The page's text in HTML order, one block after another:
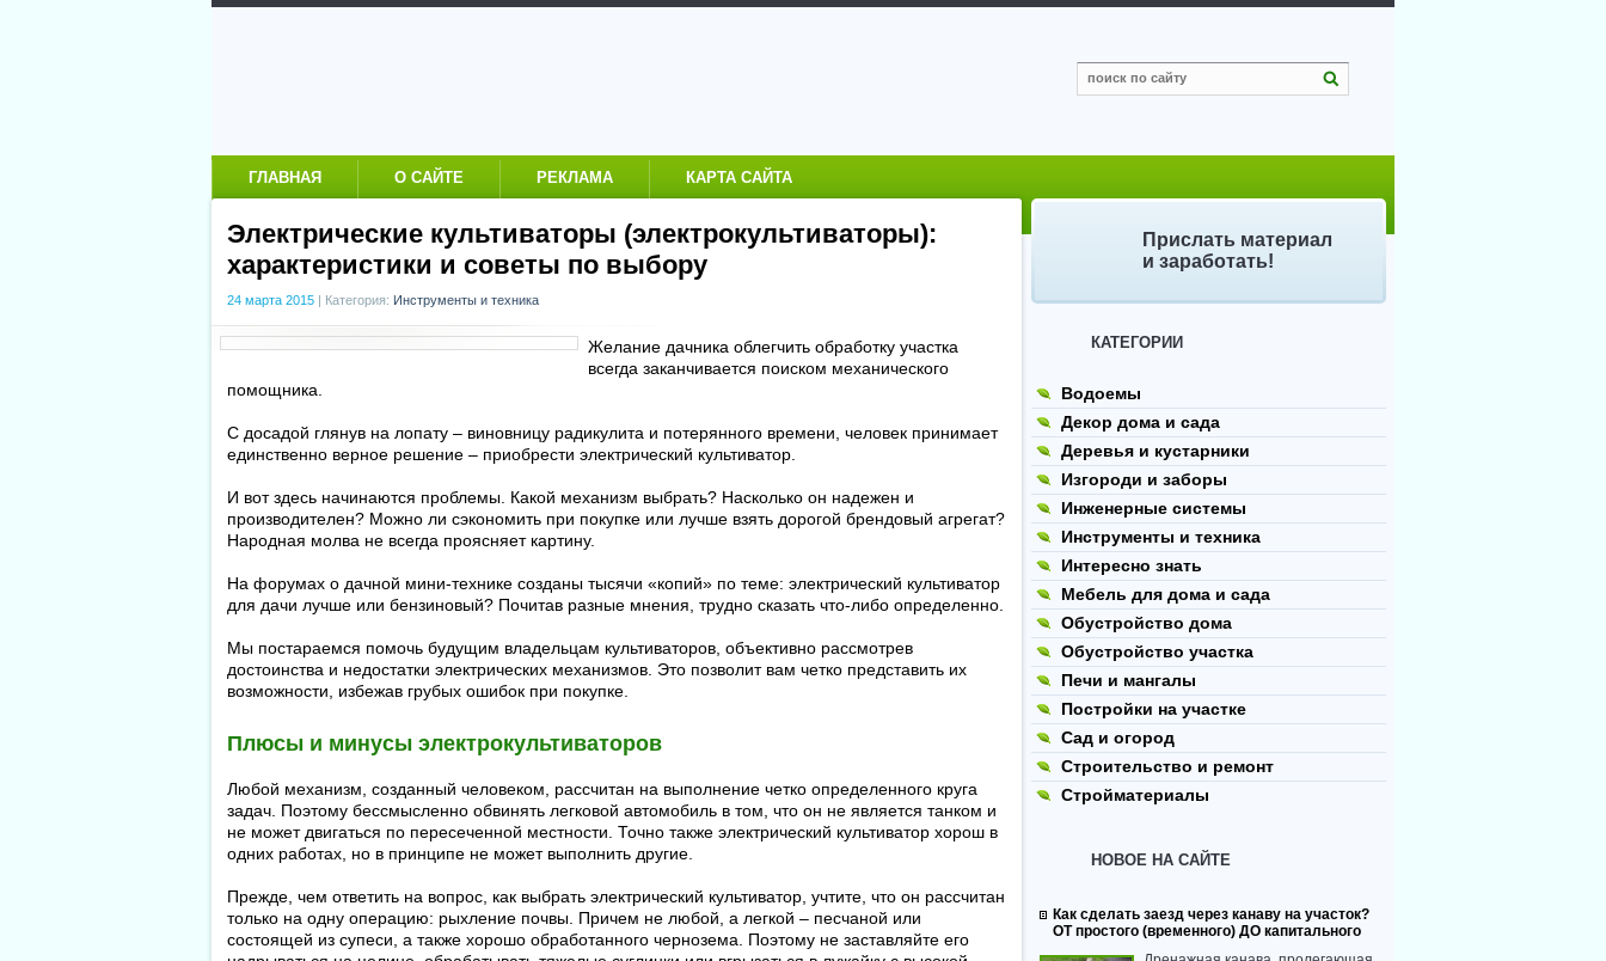
ГЛАВНАЯ О САЙТЕ РЕКЛАМА КАРТА САЙТА
Электрические культиваторы (электрокультиваторы):
характеристики и советы по выбору
24 марта 2015 | Категория: Инструменты и техника
Желание дачника облегчить обработку участка
всегда заканчивается поиском механического
помощника.
С досадой глянув на лопату – виновницу радикулита и потерянного времени, человек принимает
единственно верное решение – приобрести электрический культиватор.
И вот здесь начинаются проблемы. Какой механизм выбрать? Насколько он надежен и
производителен? Можно ли сэкономить при покупке или лучше взять дорогой брендовый агрегат?
Народная молва не всегда проясняет картину.
На форумах о дачной мини-технике созданы тысячи «копий» по теме: электрический культиватор
для дачи лучше или бензиновый? Почитав разные мнения, трудно сказать что-либо определенно.
Мы постараемся помочь будущим владельцам культиваторов, объективно рассмотрев
достоинства и недостатки электрических механизмов. Это позволит вам четко представить их
возможности, избежав грубых ошибок при покупке.
Плюсы и минусы электрокультиваторов
Любой механизм, созданный человеком, рассчитан на выполнение четко определенного круга
задач. Поэтому бессмысленно обвинять легковой автомобиль в том, что он не является танком и
не может двигаться по пересеченной местности. Точно также электрический культиватор хорош в
одних работах, но в принципе не может выполнить другие.
Прежде, чем ответить на вопрос, как выбрать электрический культиватор, учтите, что он рассчитан
только на одну операцию: рыхление почвы. Причем не любой, а легкой – песчаной или
состоящей из супеси, а также хорошо обработанного чернозема. Поэтому не заставляйте его
Прислать материал
и заработать!
КАТЕГОРИИ
Водоемы
Декор дома и сада
Деревья и кустарники
Изгороди и заборы
Инженерные системы
Инструменты и техника
Интересно знать
Мебель для дома и сада
Обустройство дома
Обустройство участка
Печи и мангалы
Постройки на участке
Сад и огород
Строительство и ремонт
Стройматериалы
НОВОЕ НА САЙТЕ
Как сделать заезд через канаву на участок?
ОТ простого (временного) ДО капитального